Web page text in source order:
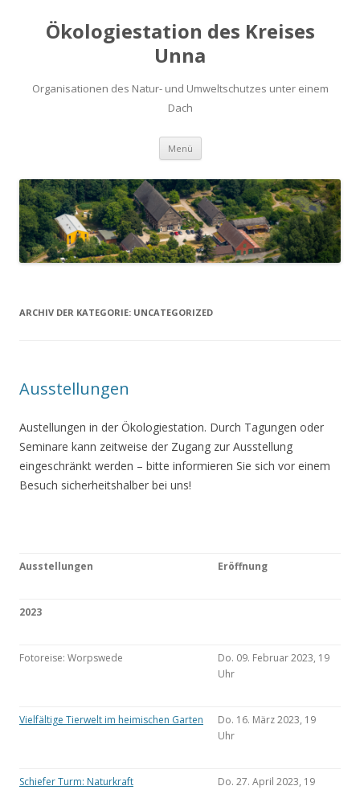
Ökologiestation des Kreises
Unna
Organisationen des Natur- und Umweltschutzes unter einem
Dach
Menü Zum
springen
ARCHIV DER KATEGORIE: UNCATEGORIZED
Ausstellungen
Austellungen in der Ökologiestation. Durch Tagungen oder
Seminare kann zeitweise der Zugang zur Ausstellung
eingeschränkt werden – bitte informieren Sie sich vor einem
Besuch sicherheitshalber bei uns!
Ausstellungen Eröffnung
2023
Fotoreise: Worpswede
Do. 09. Februar 2023, 19
Uhr
Vielfältige Tierwelt im heimischen Garten
Do. 16. März 2023, 19
Uhr
Schiefer Turm: Naturkraft
Do. 27. April 2023, 19